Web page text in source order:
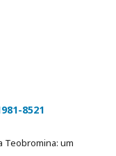
8521
Teobromina: um